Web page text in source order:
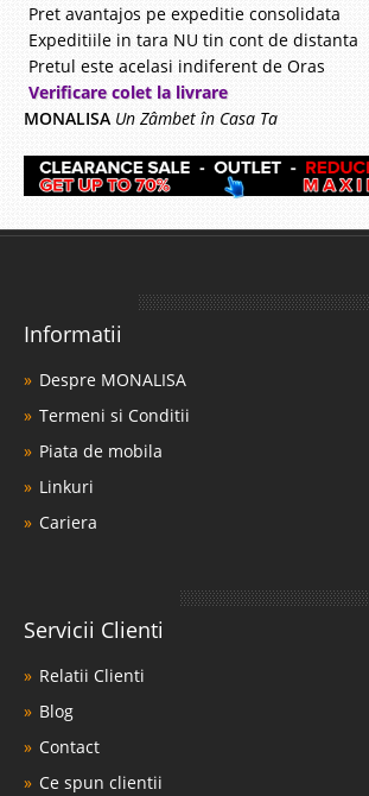
Pret avantajos pe expeditie consolidata
Expeditiile in tara NU tin cont de distanta
Pretul este acelasi indiferent de Oras
Verificare colet la livrare
MONALISA Un Zâmbet în Casa Ta
Informatii
Despre MONALISA
Termeni si Conditii
Piata de mobila
Linkuri
Cariera
Servicii Clienti
Relatii Clienti
Blog
Contact
Ce spun clientii